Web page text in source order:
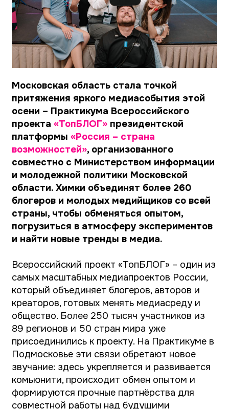
Московская область стала точкой
притяжения яркого медиасобытия этой
осени – Практикума Всероссийского
проекта«ТопБЛОГ» президентской
платформы«Россия – страна
возможностей», организованного
совместно с Министерством информации
и молодежной политики Московской
области. Химки объединят более 260
блогеров и молодых медийщиков со всей
страны, чтобы обменяться опытом,
погрузиться в атмосферу экспериментов
и найти новые тренды в медиа.
Всероссийский проект «ТопБЛОГ» – один из
самых масштабных медиапроектов России,
который объединяет блогеров, авторов и
креаторов, готовых менять медиасреду и
89 регионов и 50 стран мира уже
присоединились к проекту. На Практикуме в
Подмосковье эти связи обретают новое
звучание: здесь укрепляется и развивается
комьюнити, происходит обмен опытом и
формируются прочные партнёрства для
совместной работы над будущими
медиапроектами. Особое внимание
уделяется интеграции в это сообщество
молодежи Московской области – студентов
и участников «Медиашколы Подмосковья»,
для которых событие станет важной
ступенью к большим возможностям в медиа.